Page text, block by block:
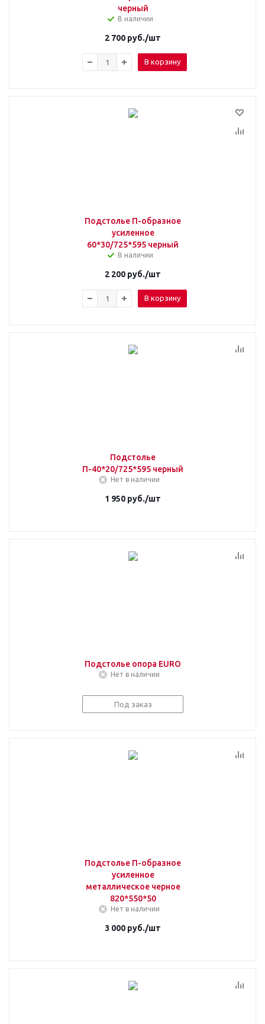
черный
В наличии
2 700 руб./шт
В корзину
Подстолье П-образное
усиленное
60*30/725*595 черный
В наличии
2 200 руб./шт
В корзину
Подстолье
П-40*20/725*595 черный
Нет в наличии
1 950 руб./шт
Подстолье опора EURO
Нет в наличии
Под заказ
Подстолье П-образное
усиленное
металлическое черное
820*550*50
Нет в наличии
3 000 руб./шт